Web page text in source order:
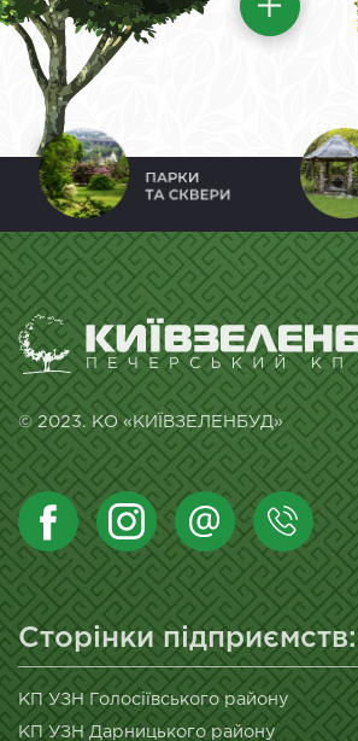
© 2023. КО «КИЇВЗЕЛЕНБУД»
Сторінки підприємств:
КП УЗН Голосіївського району
КП УЗН Дарницького району